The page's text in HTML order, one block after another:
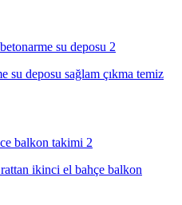
su deposu sağlam çıkma temiz
ikinci el bahçe balkon